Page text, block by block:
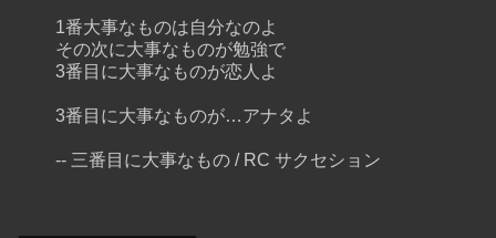
1番大事なものは自分なのよ
その次に大事なものが勉強で
3番目に大事なものが恋人よ
3番目に大事なものが…アナタよ
-- 三番目に大事なもの / RC サクセション